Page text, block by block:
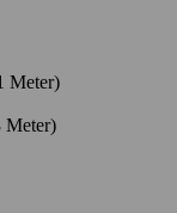
Meter)
Meter)